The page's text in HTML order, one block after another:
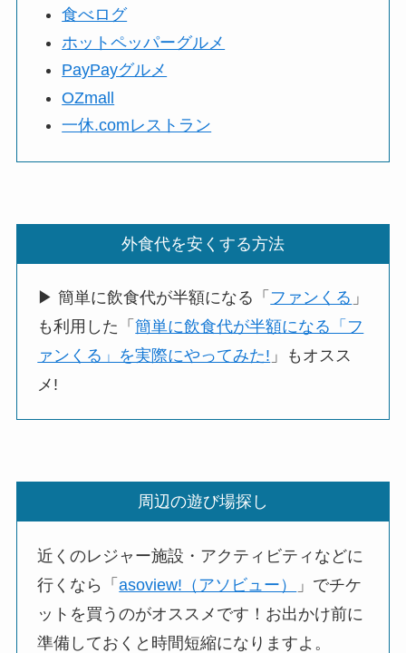
食べログ
ホットペッパーグルメ
PayPayグルメ
OZmall
一休.comレストラン
外食代を安くする方法
▶ 簡単に飲食代が半額になる「 ファンくる 」
も利用した「簡単に飲食代が半額になる「フ
ァンくる」を実際にやってみた! 」もオスス
メ!
周辺の遊び場探し
近くのレジャー施設・アクティビティなどに
行くなら「asoview!（アソビュー）
」でチケ
ットを買うのがオススメです！お出かけ前に
準備しておくと時間短縮になりますよ。